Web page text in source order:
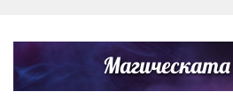
Списъкът е ясен: Джей Ло и